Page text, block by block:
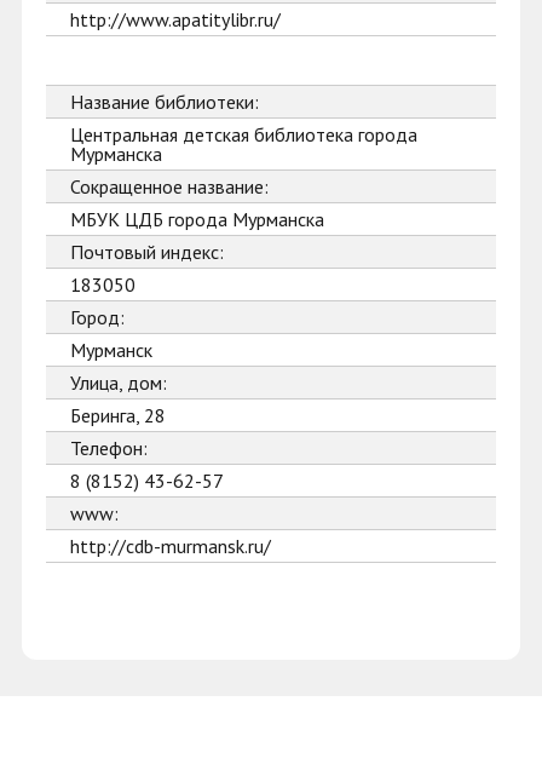
http://www.apatitylibr.ru/
Название библиотеки:
Центральная детская библиотека города
Мурманска
Сокращенное название:
МБУК ЦДБ города Мурманска
Почтовый индекс:
183050
Город:
Мурманск
Улица, дом:
Беринга, 28
Телефон:
8 (8152) 43-62-57
www:
http://cdb-murmansk.ru/